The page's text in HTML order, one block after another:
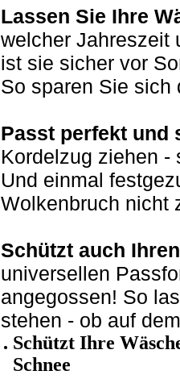
Lassen Sie Ihre
welcher Jahreszeit
ist sie sicher vor
So sparen Sie sich
Passt perfekt und
Kordelzug ziehen -
Und einmal
Wolkenbruch nicht
Schützt auch
universellen
angegossen! So
stehen - ob auf
Schützt Ihre
Schnee